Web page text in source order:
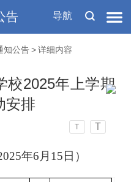
导航
告
知公告 > 详细内容
校2025年上学期
安排
T T
5年6 月 15日）